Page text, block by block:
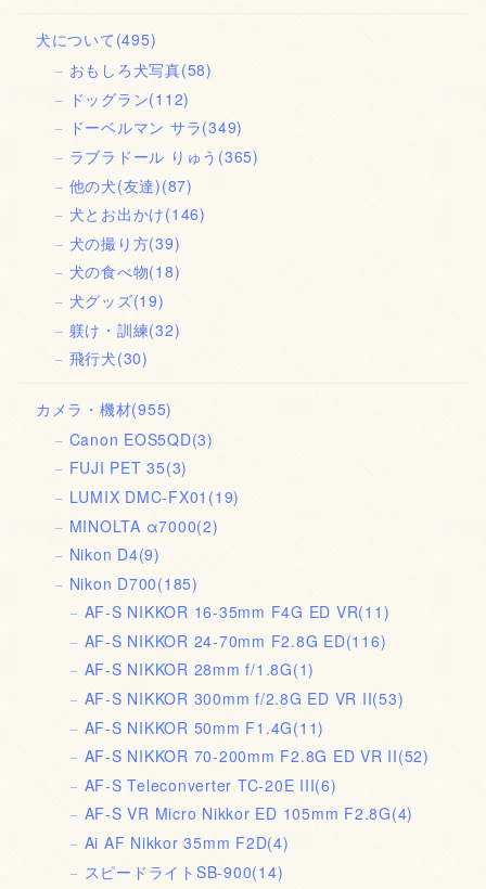
犬について (495)
おもしろ犬写真(58)
ドッグラン(112)
ドーベルマン サラ(349)
ラブラドール りゅう (365)
他の犬(友達)(87)
犬とお出かけ(146)
犬の撮り方(39)
犬の食べ物(18)
犬グッズ(19)
躾け・訓練(32)
飛行犬(30)
カメラ・機材(955)
Canon EOS5QD(3)
FUJI PET 35(3)
LUMIX DMC-FX01 (19)
MINOLTA α7000(2)
Nikon D4(9)
Nikon D700(185)
AF-S NIKKOR 16-35mm F4G ED VR(11)
AF-S NIKKOR 24-70mm F2.8G ED(116)
AF-S NIKKOR 28mm f/1.8G(1)
AF-S NIKKOR 300mm f/2.8G ED VR II(53)
AF-S NIKKOR 50mm F1.4G(11)
AF-S NIKKOR 70-200mm F2.8G ED VR II(52)
AF-S Teleconverter TC-20E III(6)
AF-S VR Micro Nikkor ED 105mm F2.8G(4)
Ai AF Nikkor 35mm F2D(4)
スピードライトSB-900(14)